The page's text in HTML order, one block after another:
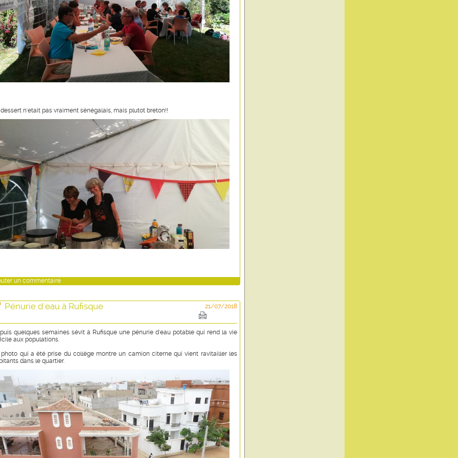
n'etait pas vraiment sénégalais, mais plutot breton!!
un commentaire
Pénurie d'eau à Rufisque 21/07/2018
quelques semaines sévit à Rufisque une pénurie d'eau potable qui rend la vie
aux populations.
qui a été prise du collège montre un camion citerne qui vient ravitailler les
dans le quartier.